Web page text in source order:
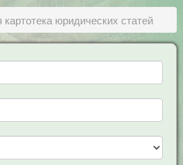
юридических статей